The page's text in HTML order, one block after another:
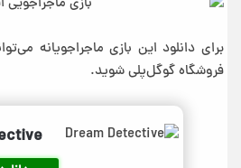
برای دانلود این بازی ماجراجویانه
فروشگاه گوگل‌پلی شوید.